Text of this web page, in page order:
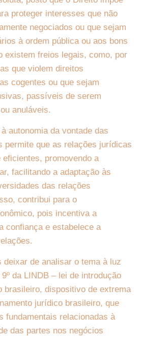
proteger interesses que não
negociados ou que sejam
à ordem pública ou aos bons
existem freios legais, como, por
que violem direitos
cogentes ou que sejam
passíveis de serem
anuláveis.
autonomia da vontade das
permite que as relações jurídicas
promovendo a
facilitando a adaptação às
das relações
contribui para o
pois incentiva a
confiança e estabelece a
deixar de analisar o tema à luz
da LINDB – lei de introdução
brasileiro, dispositivo de extrema
jurídico brasileiro, que
fundamentais relacionadas à
das partes nos negócios